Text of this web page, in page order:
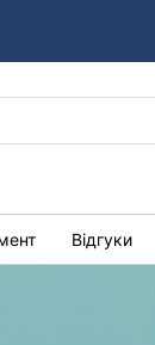
Відгуки